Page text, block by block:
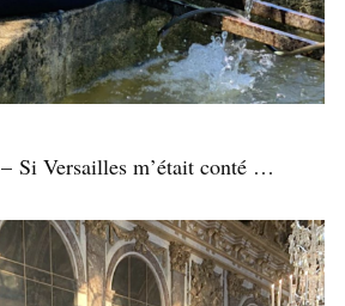
– Si Versailles m’était conté …